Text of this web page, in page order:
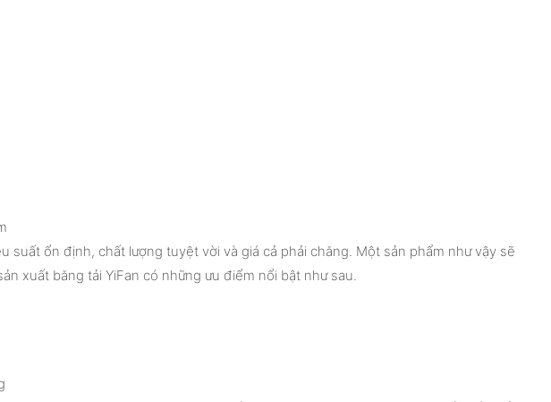
ổn định, chất lượng tuyệt vời và giá cả phải chăng. Một sản phẩm như vậy sẽ
xuất băng tải YiFan có những ưu điểm nổi bật như sau.